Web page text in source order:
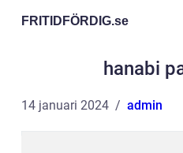
FRITIDFÖRDIG.se
hanabi
14 januari 2024 admin